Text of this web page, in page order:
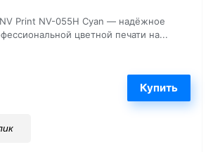
Print NV-055H Cyan — надёжное
цветной печати на...